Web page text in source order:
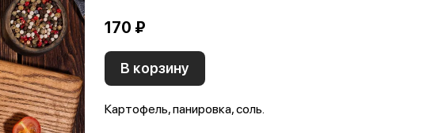
170 ₽
В корзину
Картофель, панировка, соль.